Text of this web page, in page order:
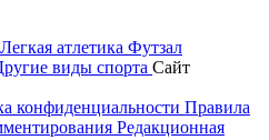
Легкая атлетика Футзал
виды спорта Сайт
конфиденциальности Правила
Редакционная